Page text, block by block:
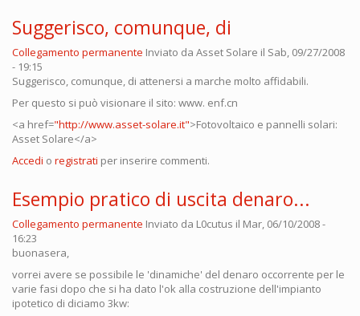
Suggerisco, comunque, di
Collegamento permanente Inviato da Asset Solare il Sab, 09/27/2008
- 19:15
Suggerisco, comunque, di attenersi a marche molto affidabili.
Per questo si può visionare il sito: www. enf.cn
<a href="http://www.asset-solare.it">Fotovoltaico e pannelli solari:
Asset Solare</a>
Accedi o registrati per inserire commenti.
Esempio pratico di uscita denaro...
Collegamento permanente Inviato da L0cutus il Mar, 06/10/2008 -
16:23
buonasera,
vorrei avere se possibile le 'dinamiche' del denaro occorrente per le
varie fasi dopo che si ha dato l'ok alla costruzione dell'impianto
ipotetico di diciamo 3kw: